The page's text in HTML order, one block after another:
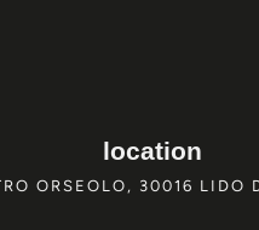
location
ORSEOLO, 30016 LIDO